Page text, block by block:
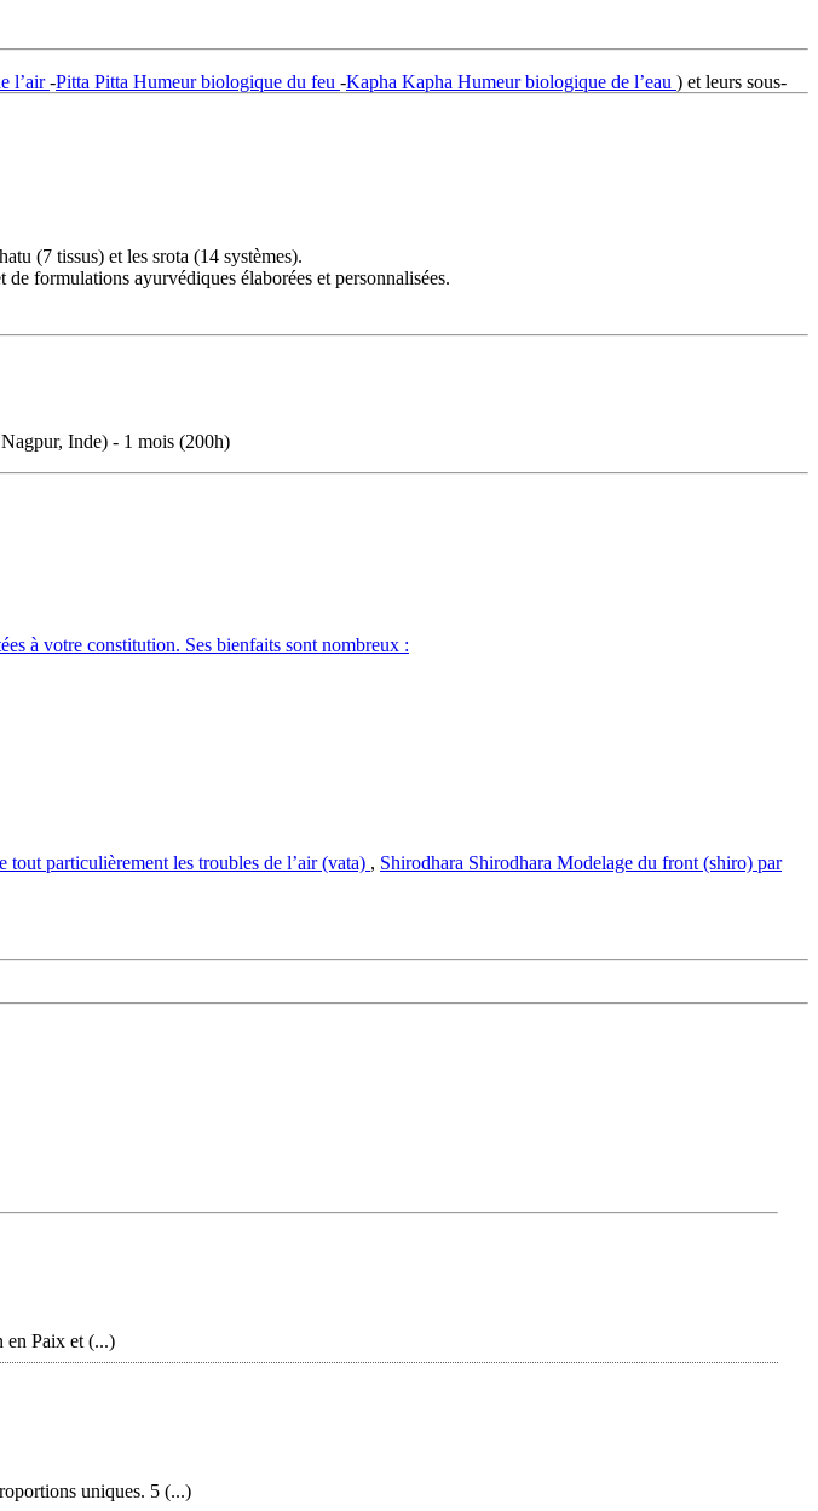
l’air -Pitta Pitta Humeur biologique du feu -Kapha Kapha Humeur biologique de l’eau ) et leurs sous-
(7 tissus) et les srota (14 systèmes).
formulations ayurvédiques élaborées et personnalisées.
Inde) - 1 mois (200h)
à votre constitution. Ses bienfaits sont nombreux :
tout particulièrement les troubles de l’air (vata) , Shirodhara Shirodhara Modelage du front (shiro) par
en Paix et (...)
uniques. 5 (...)